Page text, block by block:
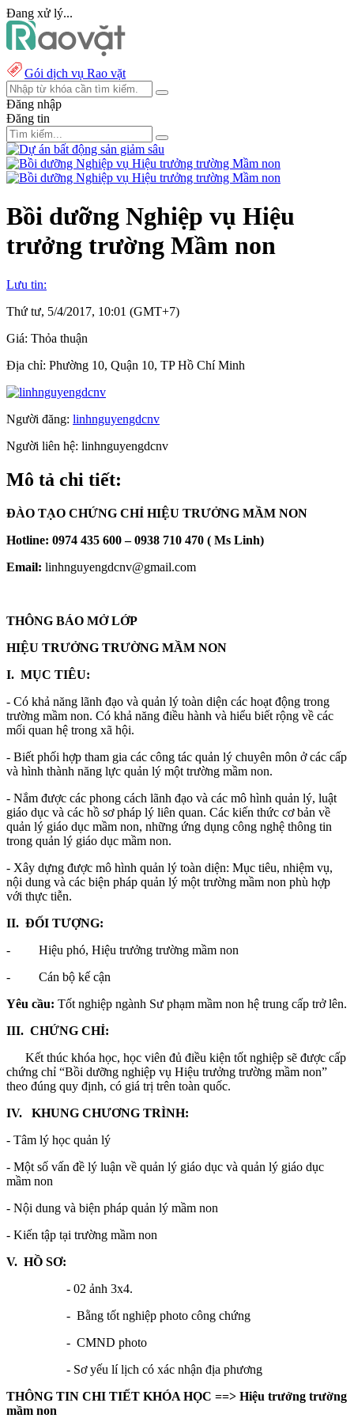
Đang xử lý...
Gói dịch vụ Rao vặt
Đăng nhập
Đăng tin
Bồi dưỡng Nghiệp vụ Hiệu
trưởng trường Mầm non
Lưu tin:
Thứ tư, 5/4/2017, 10:01 (GMT+7)
Giá: Thỏa thuận
Địa chỉ: Phường 10, Quận 10, TP Hồ Chí Minh
Người đăng: linhnguyengdcnv
Người liên hệ: linhnguyengdcnv
Mô tả chi tiết:
ĐÀO TẠO CHỨNG CHỈ HIỆU TRƯỞNG MẦM NON
Hotline: 0974 435 600 – 0938 710 470 ( Ms Linh)
Email: linhnguyengdcnv@gmail.com
THÔNG BÁO MỞ LỚP
HIỆU TRƯỞNG TRƯỜNG MẦM NON
I. MỤC TIÊU:
- Có khả năng lãnh đạo và quản lý toàn diện các hoạt động trong
trường mầm non. Có khả năng điều hành và hiểu biết rộng về các
mối quan hệ trong xã hội.
- Biết phối hợp tham gia các công tác quản lý chuyên môn ở các cấp
và hình thành năng lực quản lý một trường mầm non.
- Nắm được các phong cách lãnh đạo và các mô hình quản lý, luật
giáo dục và các hồ sơ pháp lý liên quan. Các kiến thức cơ bản về
quản lý giáo dục mầm non, những ứng dụng công nghệ thông tin
trong quản lý giáo dục mầm non.
- Xây dựng được mô hình quản lý toàn diện: Mục tiêu, nhiệm vụ,
nội dung và các biện pháp quản lý một trường mầm non phù hợp
với thực tiễn.
II. ĐỐI TƯỢNG:
- Hiệu phó, Hiệu trưởng trường mầm non
- Cán bộ kế cận
Yêu cầu: Tốt nghiệp ngành Sư phạm mầm non hệ trung cấp trở lên.
III. CHỨNG CHỈ:
Kết thúc khóa học, học viên đủ điều kiện tốt nghiệp sẽ được cấp
chứng chỉ “Bồi dưỡng nghiệp vụ Hiệu trưởng trường mầm non”
theo đúng quy định, có giá trị trên toàn quốc.
IV. KHUNG CHƯƠNG TRÌNH:
- Tâm lý học quản lý
- Một số vấn đề lý luận về quản lý giáo dục và quản lý giáo dục
mầm non
- Nội dung và biện pháp quản lý mầm non
- Kiến tập tại trường mầm non
V. HỒ SƠ:
- 02 ảnh 3x4.
- Bằng tốt nghiệp photo công chứng
- CMND photo
- Sơ yếu lí lịch có xác nhận địa phương
THÔNG TIN CHI TIẾT KHÓA HỌC ==> Hiệu trưởng trường
mầm non